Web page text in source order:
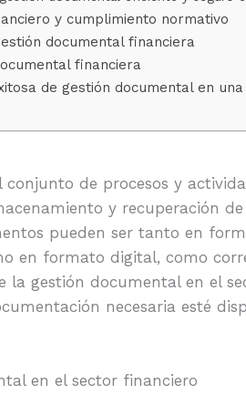
y cumplimiento normativo
documental financiera
financiera
de gestión documental en
de procesos y
y recuperación
pueden ser tanto en
en formato digital, como
la gestión documental en el
necesaria esté
en el sector financiero